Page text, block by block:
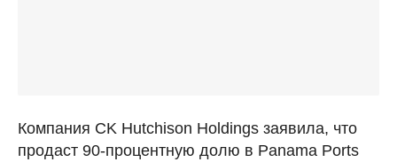
Компания CK Hutchison Holdings заявила, что
продаст 90-процентную долю в Panama Ports